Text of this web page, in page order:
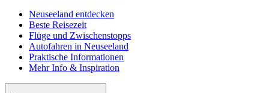
Neuseeland entdecken
Beste Reisezeit
Flüge und Zwischenstopps
Autofahren in Neuseeland
Praktische Informationen
Mehr Info & Inspiration